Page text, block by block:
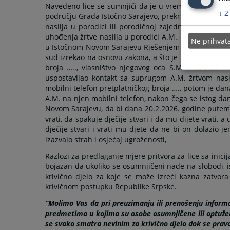
Navedeno lice se sumnjiči da je u vremenskom
području Grada Istočno Sarajevo, prekršio zaštine
nasilja u porodici ili porodičnoj zajednici i to sa
uhođenja žrtve nasilja u porodici A.M., u trajanju
u Istočnom Novom Sarajevu Rješenjem broj: …. od
sud izrekao na osnovu zakona, a što je i htio, na
broja ….., vlasništvo njegovog oca S.M. i sa
uspostavljao kontakt sa suprugom A.M. žrtvom
mobilni telefon pretplatničkog broja …., potom je
A.M. na njen mobilni telefon, nakon čega se istog
Novom Sarajevu, da bi dana 20.2.2026. godine
vrati, da spakuje dječije stvari i da mu dijete vrati, a
dječije stvari i vrati mu djete da ne bi on dolazio
izazvalo strah i osjećaj ugroženosti,
Razlozi za predlaganje mjere pritvora za lice sa
bojazan da ukoliko se osumnjičeni nađe na
krivično djelo za koje se može izreći kazna
krivičnom postupku Republike Srpske.
“Molimo Vas da pri preuzimanju ili prenošenju
predmetima u kojima su osobe osumnjičene ili
se svako smatra nevinim za krivično djelo dok se
↓ 2
Ne